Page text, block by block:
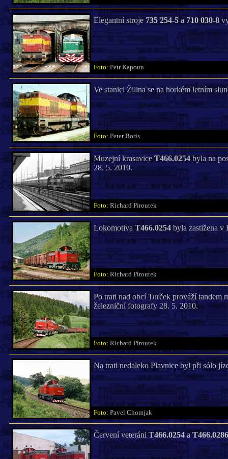
Elegantní stroje735 254-5a 710 030-8
Foto: Petr Kapoun
Ve stanici Žilina se na horkém letním
Foto: Peter Boris
Muzejní krasaviceT466.0254byla na
28. 5. 2010.
Foto: Richard Piroutek
Lokomotiva T466.0254byla zastižena v
Foto: Richard Piroutek
Po trati nad obcí Turček prováží tandem
železniční fotografy 28. 5. 2010.
Foto: Richard Piroutek
Na trati nedaleko Plavnice byl při sólo
Foto: Pavel Chomjak
Červení veterániT466.0254aT466.0286